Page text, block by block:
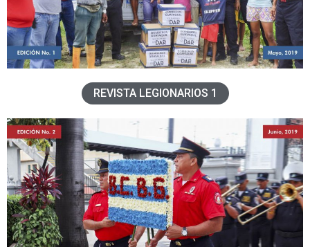
REVISTA LEGIONARIOS 1